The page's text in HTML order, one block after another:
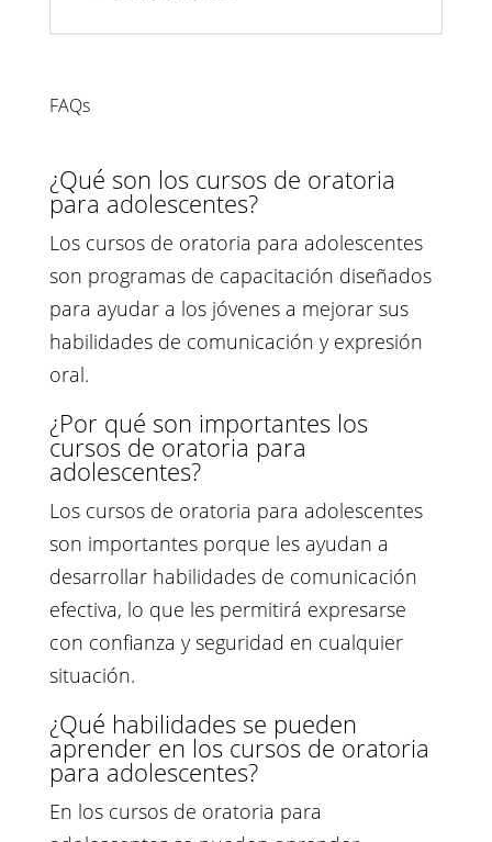
FAQs
¿Qué son los cursos de oratoria
para adolescentes?
Los cursos de oratoria para adolescentes
son programas de capacitación diseñados
para ayudar a los jóvenes a mejorar sus
habilidades de comunicación y expresión
oral.
¿Por qué son importantes los
cursos de oratoria para
adolescentes?
Los cursos de oratoria para adolescentes
son importantes porque les ayudan a
desarrollar habilidades de comunicación
efectiva, lo que les permitirá expresarse
con confianza y seguridad en cualquier
situación.
¿Qué habilidades se pueden
aprender en los cursos de oratoria
para adolescentes?
En los cursos de oratoria para